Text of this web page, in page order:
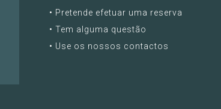
• Pretende efetuar uma reserva
• Tem alguma questão
• Use os nossos contactos